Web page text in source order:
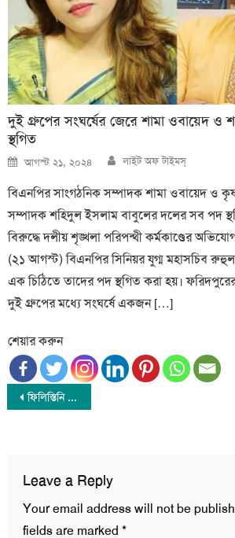
দুই গ্রুপের সংঘর্ষের জেরে শামা ওবায়েদ ও
স্থগিত
Posted
on
আগস্ট ২১, ২০২৪ Author
লাইট অফ টাইমস্
বিএনপির সাংগঠনিক সম্পাদক শামা ওবায়েদ ও
সম্পাদক শহিদুল ইসলাম বাবুলের দলের সব পদ
বিরুদ্ধে দলীয় শৃঙ্খলা পরিপন্থী কর্মকাণ্ডের
(২১ আগস্ট) বিএনপির সিনিয়র যুগ্ম মহাসচিব
এক চিঠিতে তাদের পদ স্থগিত করা হয়।
দুই গ্রুপের মধ্যে সংঘর্ষে একজন […]
শেয়ার করুন
Post
ফিলিস্তিনি রাষ্ট্র ছাড়া ইসরাইলের সাথে সম্পর্ক তৈরী করা সম্ভব নয় : সৌদি আরব
Leave a Reply
Your email address will not be
fields are marked *